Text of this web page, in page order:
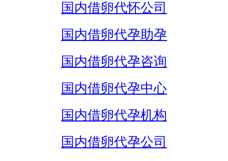
国内借卵代怀公司
国内借卵代孕助孕
国内借卵代孕咨询
国内借卵代孕中心
国内借卵代孕机构
国内借卵代孕公司